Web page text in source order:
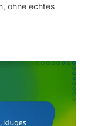
Zeitpunkt,
Praktiken
ohne echtes